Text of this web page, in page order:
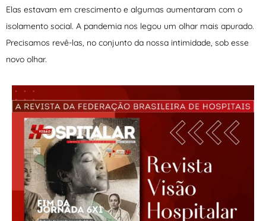
Elas estavam em crescimento e algumas aumentaram com o
isolamento social. A pandemia nos legou um olhar mais apurado.
Precisamos revê-las, no conjunto da nossa intimidade, sob esse
novo olhar.